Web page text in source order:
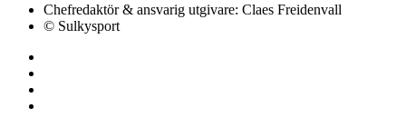
Chefredaktör & ansvarig utgivare: Claes Freidenvall
© Sulkysport